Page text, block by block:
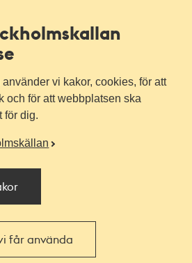
vi kakor, cookies, för att
och för att webbplatsen ska
för dig.
får använda